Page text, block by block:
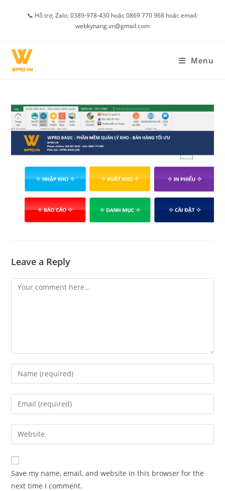
📞 Hỗ trợ, Zalo: 0389-978-430 hoặc 0869 770 968 hoặc email:
webkynang.vn@gmail.com
Menu
Leave a Reply
Comment
Enter
your
name
comment
Enter
your
email
address
comment
Enter
your
website
URL
(optional)
Save my name, email, and website in this browser for the
next time I comment.